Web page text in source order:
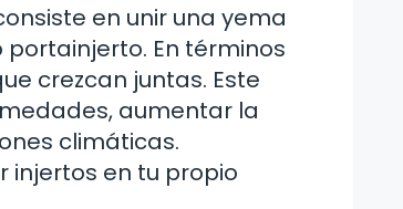
en unir una yema
En términos
crezcan juntas. Este
aumentar la
climáticas.
injertos en tu propio